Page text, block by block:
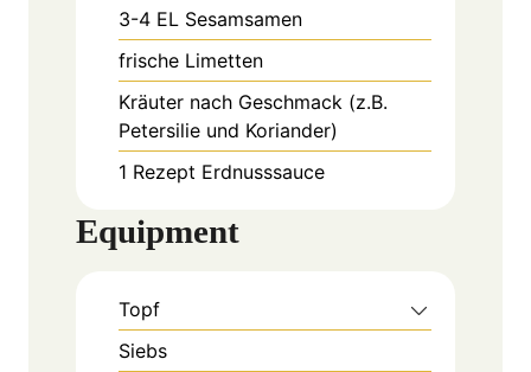
3-4 EL Sesamsamen
frische Limetten
Kräuter nach Geschmack (z.B.
Petersilie und Koriander)
1 Rezept Erdnusssauce
Equipment
Topf
Siebs